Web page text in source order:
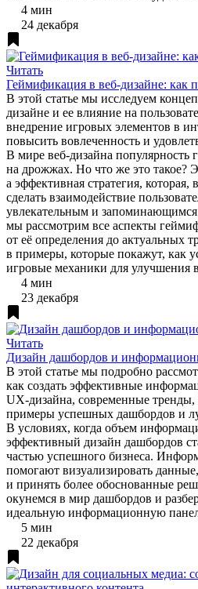
4 мин
24 декабря
Читать
Геймификация в веб-дизайне: как
В этой статье мы исследуем
дизайне и ее влияние на
внедрение игровых элементов в
повысить вовлеченность и
В мире веб-дизайна популярность
на дрожжах. Но что же это такое?
а эффективная стратегия, которая,
сделать взаимодействие
увлекательным и
мы рассмотрим все аспекты
от её определения до актуальных
в примеры, которые покажут, как
игровые механики для улучшения
4 мин
23 декабря
Читать
Дизайн дашбордов и
В этой статье мы подробно
как создать эффективные
UX-дизайна, современные тренды,
примеры успешных дашбордов и
В условиях, когда объем
эффективный дизайн дашбордов
частью успешного бизнеса.
помогают визуализировать
и принять более обоснованные
окунемся в мир дашбордов и
идеальную информационную
5 мин
22 декабря